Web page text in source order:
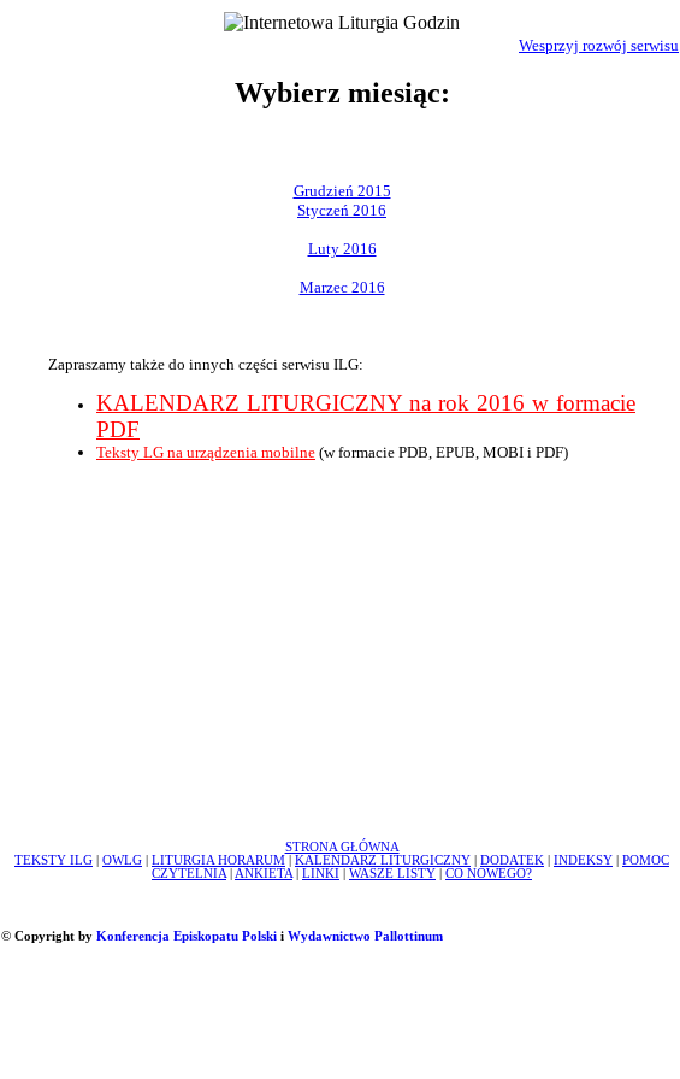
Wesprzyj rozwój serwisu
Wybierz miesiąc:
Grudzień 2015
Styczeń 2016
Luty 2016
Marzec 2016
Zapraszamy także do innych części serwisu ILG:
KALENDARZ LITURGICZNY na rok 2016 w formacie
PDF
Teksty LG na urządzenia mobilne (w formacie PDB, EPUB, MOBI i PDF)
STRONA GŁÓWNA
TEKSTY ILG
OWLG LITURGIA HORARUM KALENDARZ LITURGICZNY DODATEK INDEKSY
POMOC
CZYTELNIA
ANKIETA LINKI WASZE LISTY CO NOWEGO?
© Copyright by Konferencja Episkopatu Polskii Wydawnictwo Pallottinum